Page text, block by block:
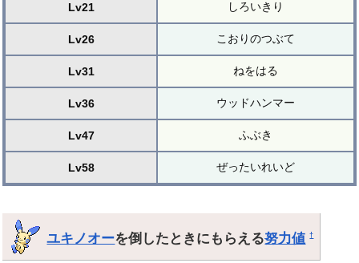
Lv21 しろいきり
Lv26 こおりのつぶて
Lv31 ねをはる
Lv36 ウッドハンマー
Lv47 ふぶき
Lv58 ぜったいれいど
ユキノオーを倒したときにもらえる努力値 †